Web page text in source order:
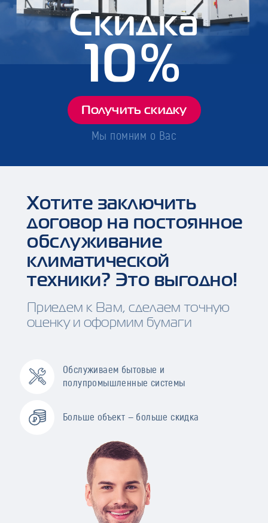
Мы помним о Вас
Скидка
10%
Получить скидку
Хотите заключить
договор на постоянное
обслуживание
климатической
техники? Это выгодно!
Приедем к Вам, сделаем точную
оценку и оформим бумаги
Обслуживаем бытовые и
полупромышленные системы
Больше объект — больше скидка